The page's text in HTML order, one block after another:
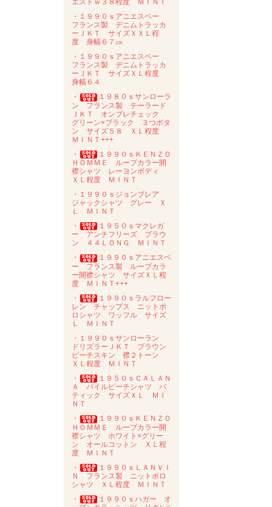
エストｗ３８程度 ＭＩＮＴ
・１９９０ｓアニエスベー
フランス製 デニムトラッカ
ーＪＫＴ サイズＸＸＬ程
度 身幅６７㎝
・１９９０ｓアニエスベー
フランス製 デニムトラッカ
ーＪＫＴ サイズＸＬ程度
身幅６４
・
１９８０ｓサンローラ
ン フランス製 テーラード
ＪＫＴ オンブレチェック
グリーン×ブラック ３つボタ
ン サイズ５８ ＸＬ程度
ＭＩＮＴ+++
・
１９９０ｓＫＥＮＺＯ
ＨＯＭＭＥ ループカラー開
襟シャツ レーヨンボディ
ＸＬ程度 ＭＩＮＴ
・１９９０ｓジョンブレア
ジャックシャツ グレー Ｘ
Ｌ ＭＩＮＴ
・
１９５０ｓマクレガ
ー アンチフリーズ ブラウ
ン ４４ＬＯＮＧ ＭＩＮＴ
・
１９９０ｓアニエスベ
ー フランス製 ループカラ
ー開襟シャツ サイズＸＬ程
度 ＭＩＮＴ+++
・
１９９０ｓラルフロー
レン チャップス ニットポ
ロシャツ ワッフル サイズ
Ｌ ＭＩＮＴ
・１９９０ｓサンローラン
ドリズラーＪＫＴ ブラウン
ピーチスキン 襟２トーン
ＸＬ程度 ＭＩＮＴ
・
１９５０ｓＣＡＬＡＮ
Ａ パイルビーチシャツ バ
ティック サイズＸＬ ＭＩ
ＮＴ
・
１９９０ｓＫＥＮＺＯ
ＨＯＭＭＥ ループカラー開
襟シャツ ホワイト×グリー
ン オールコットン ＸＬ程
度 ＭＩＮＴ
・
１９９０ｓＬＡＮＶＩ
Ｎ フランス製 ニットポロ
シャツ ＸＬ程度 ＭＩＮＴ
・
１９９０ｓハガー オ